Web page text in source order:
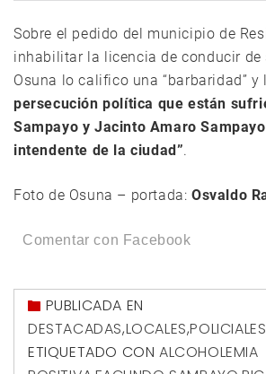
Sobre el pedido del municipio de
inhabilitar la licencia de conducir de
Osuna lo califico una “barbaridad” y
persecución política que están
Sampayo y Jacinto Amaro
intendente de la ciudad”.
Foto de Osuna – portada: Osvaldo
Comentar con Facebook
PUBLICADA EN
DESTACADAS,LOCALES,POLICIALES
ETIQUETADO CON ALCOHOLEMIA